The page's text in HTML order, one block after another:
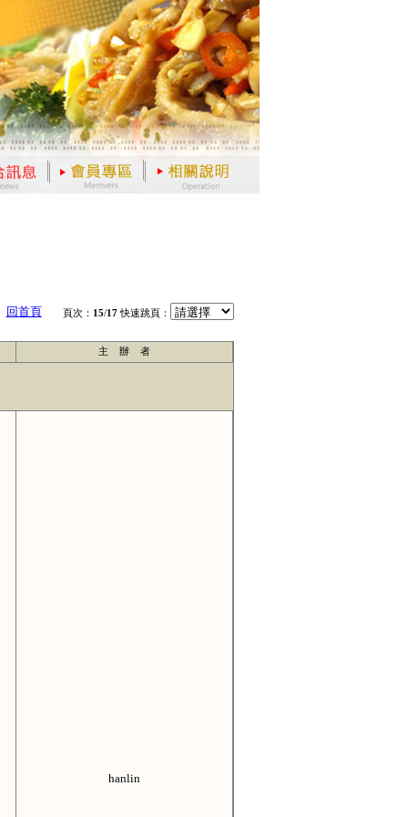
回首頁 頁次： 15/17快速跳頁：
主 辦 者
hanlin